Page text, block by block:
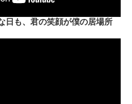
日も、君の笑顔が僕の居場所